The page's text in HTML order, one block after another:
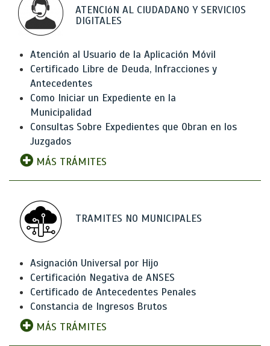
ATENCIóN AL CIUDADANO Y SERVICIOS
DIGITALES
Atención al Usuario de la Aplicación Móvil
Certificado Libre de Deuda, Infracciones y
Antecedentes
Como Iniciar un Expediente en la
Municipalidad
Consultas Sobre Expedientes que Obran en los
Juzgados
MÁS TRÁMITES
TRAMITES NO MUNICIPALES
Asignación Universal por Hijo
Certificación Negativa de ANSES
Certificado de Antecedentes Penales
Constancia de Ingresos Brutos
MÁS TRÁMITES